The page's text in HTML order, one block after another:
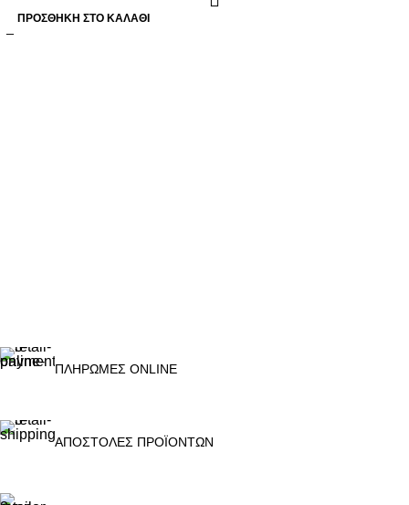
ΠΡΟΣΘΉΚΗ ΣΤΟ ΚΑΛΆΘΙ
ΠΛΗΡΩΜΕΣ ONLINE
ΑΠΟΣΤΟΛΕΣ ΠΡΟΪΟΝΤΩΝ